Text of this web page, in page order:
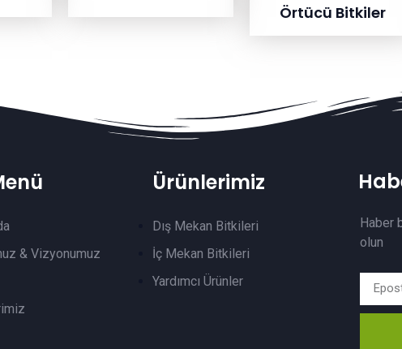
Örtücü Bitkiler
& Vizyonumuz
Ürünlerimiz
Dış Mekan Bitkileri
İç Mekan Bitkileri
Yardımcı Ürünler
Haber
olun